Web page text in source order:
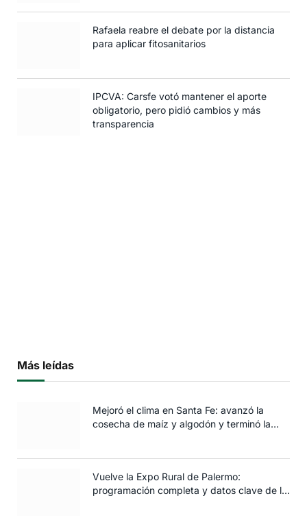
Rafaela reabre el debate por la distancia
para aplicar fitosanitarios
IPCVA: Carsfe votó mantener el aporte
obligatorio, pero pidió cambios y más
transparencia
Más leídas
Mejoró el clima en Santa Fe: avanzó la
cosecha de maíz y algodón y terminó la
Vuelve la Expo Rural de Palermo:
programación completa y datos clave de la